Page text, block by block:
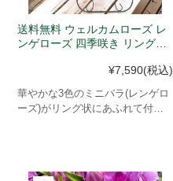
送料無料 ウェルカムローズ レ
ンゲローズ 四季咲き リング植
¥7,590(税込)
華やかな3色のミニバラ(レンゲロ
ーズ)がリング状にあふれて付属